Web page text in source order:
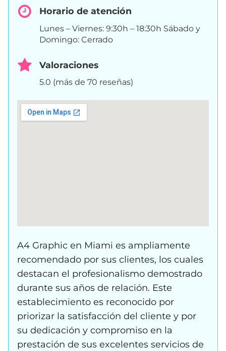
Horario de atención
Lunes – Viernes: 9:30h – 18:30h Sábado y
Domingo: Cerrado
Valoraciones
5.0 (más de 70 reseñas)
A4 Graphic en Miami es ampliamente
recomendado por sus clientes, los cuales
destacan el profesionalismo demostrado
durante sus años de relación. Este
establecimiento es reconocido por
priorizar la satisfacción del cliente y por
su dedicación y compromiso en la
prestación de sus excelentes servicios de